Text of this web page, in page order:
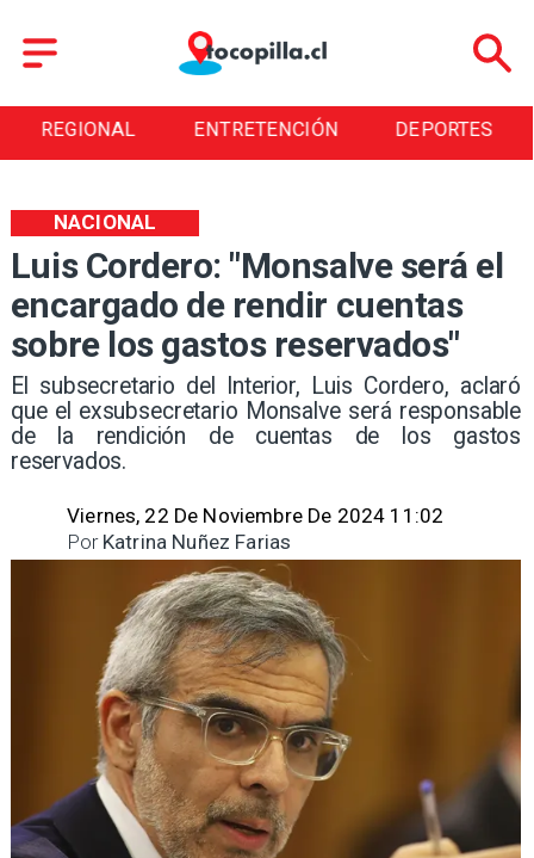
ENTRETENCIÓN DEPORTES CULTURA
Luis Cordero: "Monsalve será el
encargado de rendir cuentas
sobre los gastos reservados"
​El subsecretario del Interior, Luis Cordero, aclaró
que el exsubsecretario Monsalve será responsable
de la rendición de cuentas de los gastos
reservados.
NACIONAL
Viernes, 22 De Noviembre De 2024 11:02
Katrina Nuñez Farias
Por